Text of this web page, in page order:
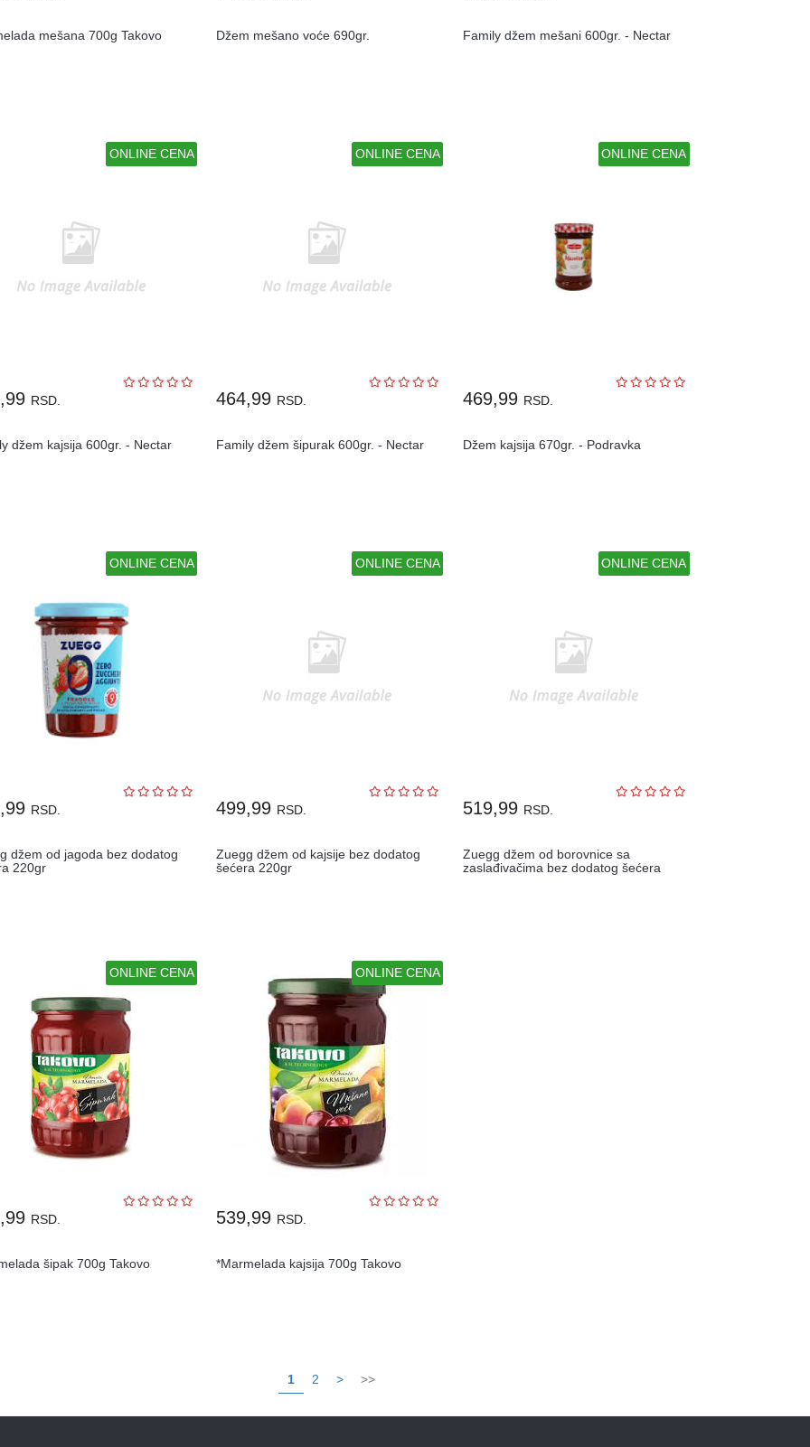
mešana 700g Takovo Džem mešano voće 690gr. Family džem mešani 600gr. - Nectar
ONLINE CENA
RSD.
džem kajsija 600gr. - Nectar
ONLINE CENA
464,99 RSD.
Family džem šipurak 600gr. - Nectar
ONLINE CENA
469,99 RSD.
Džem kajsija 670gr. - Podravka
ONLINE CENA
RSD.
džem od jagoda bez dodatog
220gr
ONLINE CENA
499,99 RSD.
Zuegg džem od kajsije bez dodatog
šećera 220gr
ONLINE CENA
519,99 RSD.
Zuegg džem od borovnice sa
zaslađivačima bez dodatog šećera
ONLINE CENA
RSD.
šipak 700g Takovo
ONLINE CENA
539,99 RSD.
*Marmelada kajsija 700g Takovo
1 2 > >>